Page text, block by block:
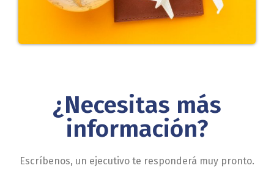
¿Necesitas más
información?
Escríbenos, un ejecutivo te responderá muy pronto.